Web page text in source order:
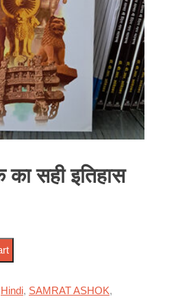
सही इतिहास
quantity
Hindi, SAMRAT ASHOK,